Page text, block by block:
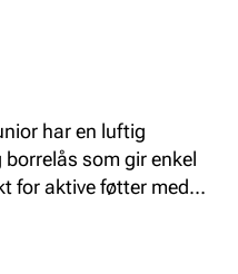
har en luftig
som gir enkel
for aktive føtter med